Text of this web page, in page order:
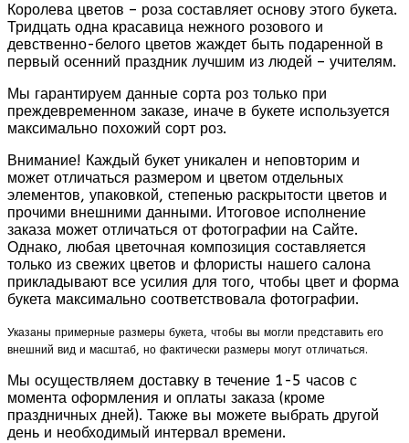
Королева цветов – роза составляет основу этого букета.
Тридцать одна красавица нежного розового и
девственно-белого цветов жаждет быть подаренной в
первый осенний праздник лучшим из людей – учителям.
Мы гарантируем данные сорта роз только при
преждевременном заказе, иначе в букете используется
максимально похожий сорт роз.
Внимание! Каждый букет уникален и неповторим и
может отличаться размером и цветом отдельных
элементов, упаковкой, степенью раскрытости цветов и
прочими внешними данными. Итоговое исполнение
заказа может отличаться от фотографии на Сайте.
Однако, любая цветочная композиция составляется
только из свежих цветов и флористы нашего салона
прикладывают все усилия для того, чтобы цвет и форма
букета максимально соответствовала фотографии.
Указаны примерные размеры букета, чтобы вы могли представить его
внешний вид и масштаб, но фактически размеры могут отличаться.
Мы осуществляем доставку в течение 1-5 часов с
момента оформления и оплаты заказа (кроме
праздничных дней). Также вы можете выбрать другой
день и необходимый интервал времени.